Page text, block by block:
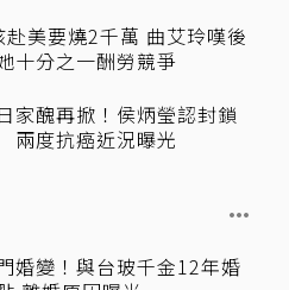
美要燒2千萬 曲艾玲嘆後
十分之一酬勞競爭
家醜再掀！侯炳瑩認封鎖
度抗癌近況曝光
婚變！與台玻千金12年婚